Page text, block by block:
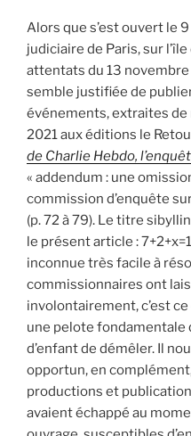
Alors que s’est ouvert le
judiciaire de Paris, sur
attentats du 13 novembre
semble justifiée de
événements, extraites
2021 aux éditions le
de Charlie Hebdo,
« addendum : une
commission d’enquête
(p. 72 à 79). Le titre
le présent article :
inconnue très facile à
commissionnaires ont
involontairement, c’est
une pelote fondamentale
d’enfant de démêler. Il
opportun, en
productions et
avaient échappé au